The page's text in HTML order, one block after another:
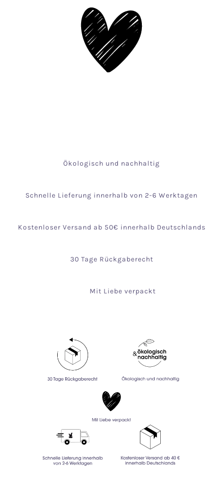
Ökologisch und nachhaltig
Schnelle Lieferung innerhalb von 2-6 Werktagen
Kostenloser Versand ab 50€ innerhalb Deutschlands
30 Tage Rückgaberecht
Mit Liebe verpackt